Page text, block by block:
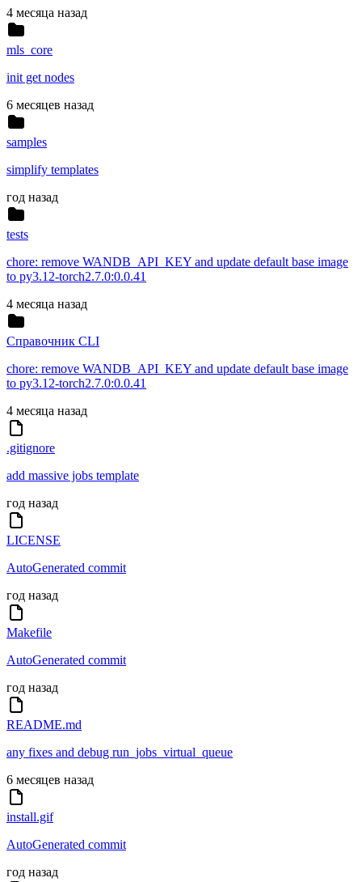
4 месяца назад
mls_core
init get nodes
6 месяцев назад
samples
simplify templates
год назад
tests
chore: remove WANDB_API_KEY and update default base image
to py3.12-torch2.7.0:0.0.41
4 месяца назад
Справочник CLI
chore: remove WANDB_API_KEY and update default base image
to py3.12-torch2.7.0:0.0.41
4 месяца назад
.gitignore
add massive jobs template
год назад
LICENSE
AutoGenerated commit
год назад
Makefile
AutoGenerated commit
год назад
README.md
any fixes and debug run_jobs_virtual_queue
6 месяцев назад
install.gif
AutoGenerated commit
год назад